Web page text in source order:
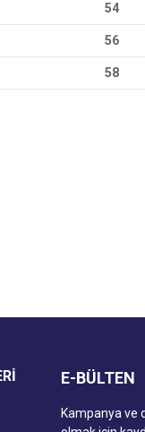
54
56
58
E-BÜLTEN
Kampanya ve